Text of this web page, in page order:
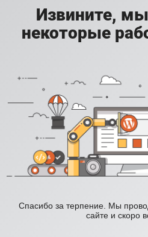
Извините,
некоторые
Спасибо за терпение. Мы
сайте и скоро